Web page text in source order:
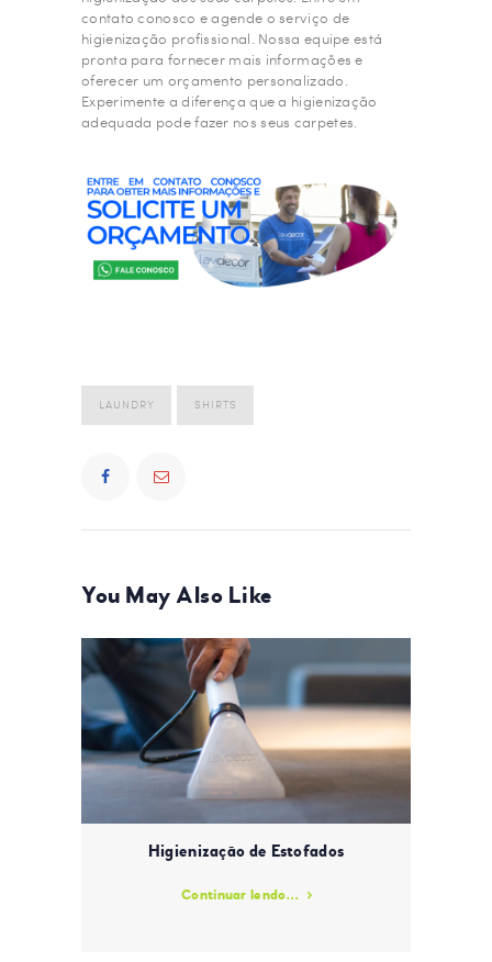
contato conosco e agende o serviço de
higienização profissional. Nossa equipe está
pronta para fornecer mais informações e
oferecer um orçamento personalizado.
Experimente a diferença que a higienização
adequada pode fazer nos seus carpetes.
LAUNDRY SHIRTS
You May Also Like
Higienização de Estofados
Continuar lendo...